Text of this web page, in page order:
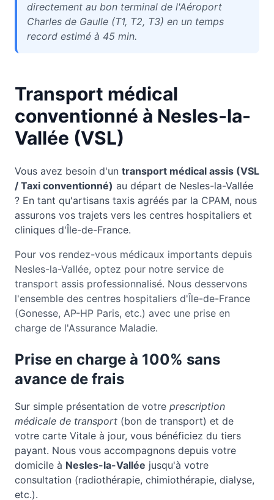
directement au bon terminal de l'Aéroport
Charles de Gaulle (T1, T2, T3) en un temps
record estimé à 45 min.
Transport médical
conventionné à Nesles-la-
Vallée (VSL)
Vous avez besoin d'un transport médical assis (VSL
/ Taxi conventionné) au départ de Nesles-la-Vallée
? En tant qu'artisans taxis agréés par la CPAM, nous
assurons vos trajets vers les centres hospitaliers et
cliniques d'Île-de-France.
Pour vos rendez-vous médicaux importants depuis
Nesles-la-Vallée, optez pour notre service de
transport assis professionnalisé. Nous desservons
l'ensemble des centres hospitaliers d'Île-de-France
(Gonesse, AP-HP Paris, etc.) avec une prise en
charge de l'Assurance Maladie.
Prise en charge à 100% sans
avance de frais
Sur simple présentation de votre prescription
médicale de transport (bon de transport) et de
votre carte Vitale à jour, vous bénéficiez du tiers
payant. Nous vous accompagnons depuis votre
domicile à Nesles-la-Vallée jusqu'à votre
consultation (radiothérapie, chimiothérapie, dialyse,
etc.).